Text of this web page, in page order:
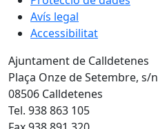
Avís legal
Accessibilitat
Ajuntament de Calldetenes
Plaça Onze de Setembre, s/n
08506 Calldetenes
Tel. 938 863 105